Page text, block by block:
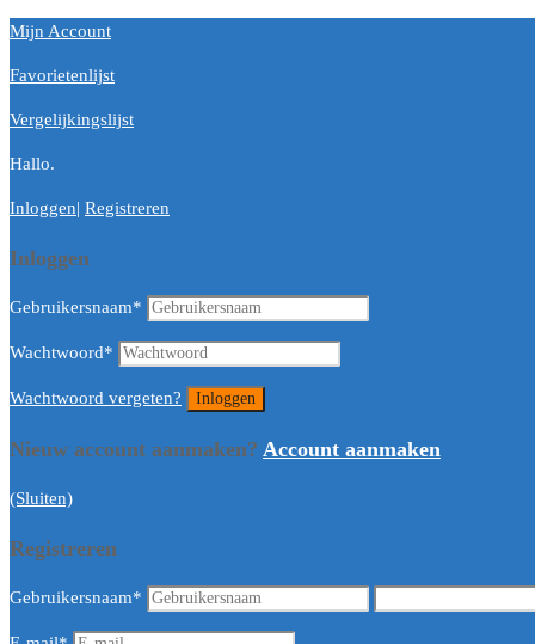
Mijn Account
Favorietenlijst
Vergelijkingslijst
Hallo.
Inloggen| Registreren
Inloggen
Gebruikersnaam*
Wachtwoord*
Wachtwoord vergeten?
Nieuw account aanmaken? Account aanmaken
(Sluiten)
Registreren
Gebruikersnaam*